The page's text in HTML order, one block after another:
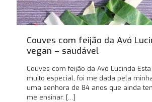
Couves com feijão da Avó
vegan – saudável
Couves com feijão da Avó Lucinda
muito especial, foi me dada pela
uma senhora de 84 anos que ainda
me ensinar. […]